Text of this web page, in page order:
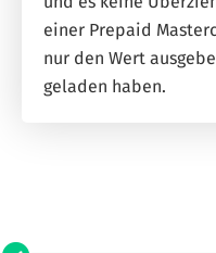
einer Prepaid
nur den Wert
geladen haben.